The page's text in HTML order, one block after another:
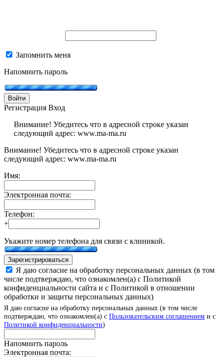
Запомнить меня
Напомнить пароль
Войти
Регистрация Вход
Внимание! Убедитесь что в адресной строке указан
следующий адрес: www.ma-ma.ru
Внимание! Убедитесь что в адресной строке указан
следующий адрес: www.ma-ma.ru
Имя:
Электронная почта:
Телефон:
+
Укажите номер телефона для связи с клиникой.
Зарегистрироваться
Я даю согласие на обработку персональных данных (в том
числе подтверждаю, что ознакомлен(а) с Политикой
конфиденциальности сайта и с Политикой в отношении
обработки и защиты персональных данных)
Я даю согласие на обработку персональных данных (в том числе
подтверждаю, что ознакомлен(а) с Пользовательским соглашением и с
Политикой конфиденциальности)
Напомнить пароль
Электронная почта: